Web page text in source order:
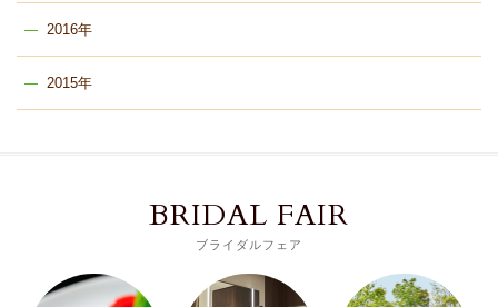
2016年
2015年
BRIDAL FAIR
ブライダルフェア